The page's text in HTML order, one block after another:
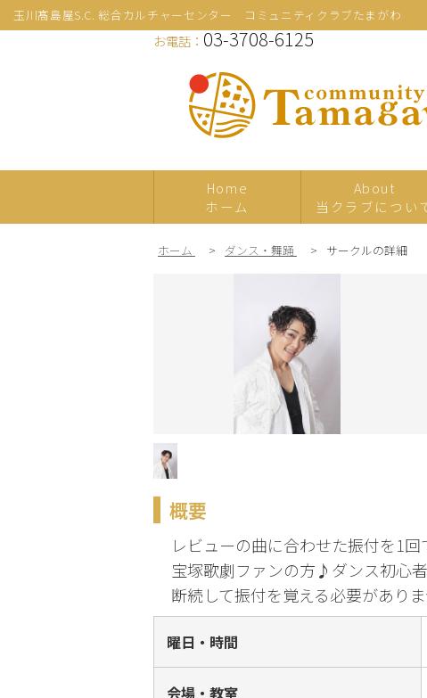
玉川髙島屋S.C. 総合カルチャーセンター コミュニティクラブたまがわ
お電話： 03-3708-6125
Home
ホーム
About
当クラブについ
プレ体験
日本の伝統文
化
ル
ホーム > ダンス・舞踊 > サークルの詳細
概要
レビューの曲に合わせた振付を1回
宝塚歌劇ファンの方♪ダンス初心
断続して振付を覚える必要があり
曜日・時間
会場・教室